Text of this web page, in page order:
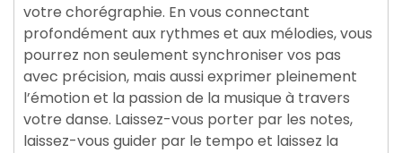
votre chorégraphie. En vous connectant
profondément aux rythmes et aux mélodies, vous
pourrez non seulement synchroniser vos pas
avec précision, mais aussi exprimer pleinement
l’émotion et la passion de la musique à travers
votre danse. Laissez-vous porter par les notes,
laissez-vous guider par le tempo et laissez la